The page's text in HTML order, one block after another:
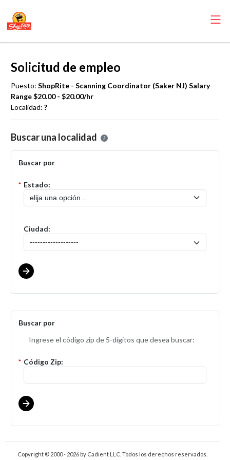
Solicitud de empleo
Puesto: ShopRite - Scanning Coordinator (Saker NJ) Salary
Range $20.00 - $20.00/hr
Localidad: ?
Por favor, seleccione la localidad en la que desea presentar una
Buscar una localidad
Buscar por
* Estado:
Ciudad:
Buscar por
Ingrese el código zip de 5-dígitos que desea buscar:
* Código Zip:
Copyright © 2000 - 2026 by Cadient LLC. Todos los derechos reservados.